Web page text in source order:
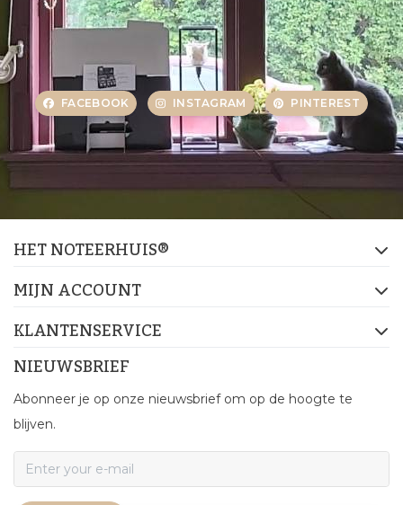
FACEBOOK INSTAGRAM PINTEREST
HET NOTEERHUIS®
MIJN ACCOUNT
KLANTENSERVICE
NIEUWSBRIEF
Abonneer je op onze nieuwsbrief om op de hoogte te
blijven.